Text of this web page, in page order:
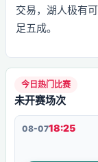
交易，湖人极有
足五成。
今日热门比赛
未开赛场次
08-0718:25